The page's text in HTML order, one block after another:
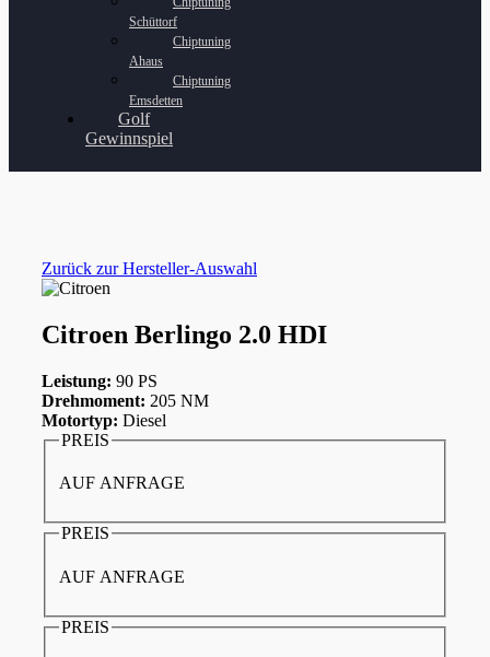
Schüttorf
Chiptuning
Ahaus
Chiptuning
Emsdetten
Golf
Gewinnspiel
Zurück zur Hersteller-Auswahl
Citroen Berlingo 2.0 HDI
Leistung: 90 PS
Drehmoment: 205 NM
Motortyp: Diesel
PREIS
AUF ANFRAGE
PREIS
AUF ANFRAGE
PREIS